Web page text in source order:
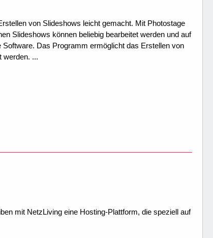
von Slideshows leicht gemacht. Mit Photostage
Slideshows können beliebig bearbeitet werden und auf
Das Programm ermöglicht das Erstellen von
werden. ...
mit NetzLiving eine Hosting-Plattform, die speziell auf